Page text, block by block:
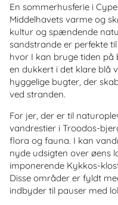
En sommerhusferie i
Middelhavets varme og
kultur og spændende
sandstrande er perfekte
hvor I kan bruge tiden på
en dukkert i det klare blå
hyggelige bugter, der
ved stranden.
For jer, der er til
vandrestier i Troodos-
flora og fauna. I kan
nyde udsigten over øens
imponerende Kykkos-
Disse områder er fyldt
indbyder til pauser med